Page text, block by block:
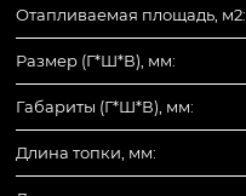
Отапливаемая площадь, м2:
Размер (Г*Ш*В), мм:
Габариты (Г*Ш*В), мм:
Длина топки, мм: